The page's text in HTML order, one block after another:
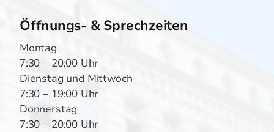
Öffnungs- & Sprechzeiten
Montag
7:30 – 20:00 Uhr
Dienstag und Mittwoch
7:30 – 19:00 Uhr
Donnerstag
7:30 – 20:00 Uhr